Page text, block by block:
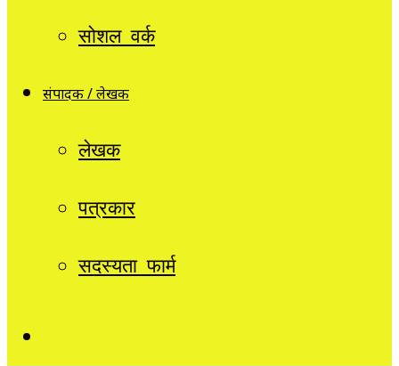
सोशल वर्क
संपादक / लेखक
लेखक
पत्रकार
सदस्यता फार्म